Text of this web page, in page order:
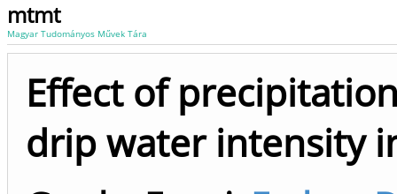
mtmt
Magyar Tudományos Művek Tára
Effect of
drip water intensity